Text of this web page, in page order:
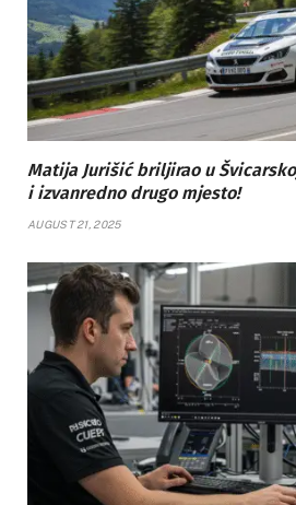
Matija Jurišić briljirao u
i izvanredno drugo mjesto!
AUGUST 21, 2025